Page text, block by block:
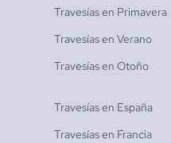
Travesías en Primavera
Travesías en Verano
Travesías en Otoño
Travesías en España
Travesías en Francia